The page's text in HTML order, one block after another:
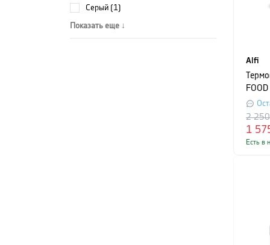
серый (1)
Показать еще ↓
Alfi
л,
1
2 250
Есть в